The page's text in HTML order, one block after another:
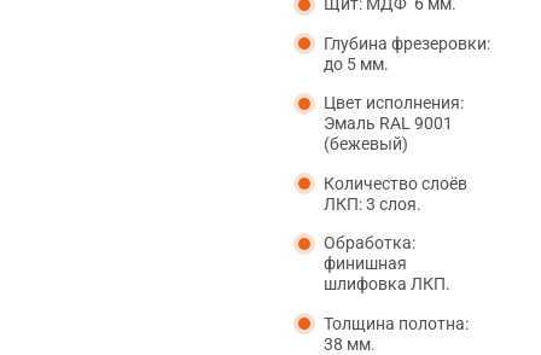
Щит: МДФ 6 мм.
Глубина фрезеровки:
до 5 мм.
Цвет исполнения:
Эмаль RAL 9001
(бежевый)
Количество слоёв
ЛКП: 3 слоя.
Обработка:
финишная
шлифовка ЛКП.
Толщина полотна:
38 мм.